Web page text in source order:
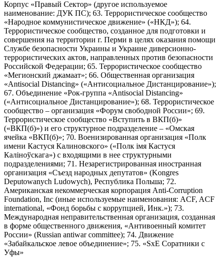
Корпус «Правый Сектор» (другое используемое
наименование: ДУК ПС); 63. Террористическое сообщество
«Народное коммунистическое движение» («НКД»); 64.
Террористическое сообщество, созданное для подготовки и
совершения на территории г. Перми в целях оказания помощи
Службе безопасности Украины и Украине диверсионно-
террористических актов, направленных против безопасности
Российской Федерации; 65. Террористическое сообщество
«Мегионский джамаат»; 66. Общественная организация
«Antisocial Distancing» («Антисоциальное Дистанцирование»);
67. Объединение «Рок-группа «Antisocial Distancing»
(«Антисоциальное Дистанцирование»); 68. Террористическое
сообщество – организация «Форум свободной России»; 69.
Террористическое сообщество «Вступить в ВКП(б)»
(«ВКП(б)») и его структурное подразделение – «Омская
ячейка «ВКП(б)»; 70. Военизированная организация «Полк
имени Кастуся Калиновского» («Полк iмя Кастуся
Калiноўскага») с входящими в нее структурными
подразделениями; 71. Незарегистрированная иностранная
организация «Съезд народных депутатов» (Kongres
Deputowanych Ludowych), Республика Польша; 72.
Американская некоммерческая корпорация Anti-Corruption
Foundation, Inc (иные используемые наименования: ACF, ACF
international, «Фонд борьбы с коррупцией, Инк.»); 73.
Международная неправительственная организация, созданная
в форме общественного движения, «Антивоенный комитет
России» (Russian antiwar committee); 74. Движение
«Забайкальское левое объединение»; 75. «SxE Соратники с
Уфы»